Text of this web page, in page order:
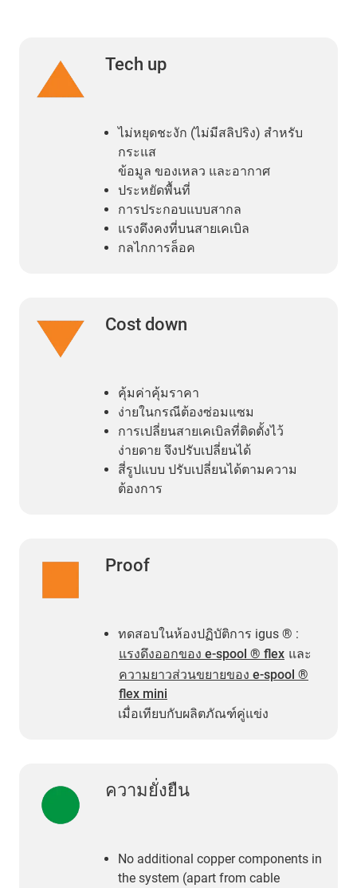
Tech up
ไม่หยุดชะงัก (ไม่มีสลิปริง) สำหรับ
กระแส
ข้อมูล ของเหลว และอากาศ
ประหยัดพื้นที่
การประกอบแบบสากล
แรงดึงคงที่บนสายเคเบิล
กลไกการล็อค
Cost down
คุ้มค่าคุ้มราคา
ง่ายในกรณีต้องซ่อมแซม
การเปลี่ยนสายเคเบิลที่ติดตั้งไว้
ง่ายดาย จึงปรับเปลี่ยนได้
สี่รูปแบบ ปรับเปลี่ยนได้ตามความ
ต้องการ
Proof
ทดสอบในห้องปฏิบัติการ igus ® :
แรงดึงออกของ e-spool ® flex และ
ความยาวส่วนขยายของ e-spool ®
flex mini
เมื่อเทียบกับผลิตภัณฑ์คู่แข่ง
ความยั่งยืน
No additional copper components in
the system (apart from cable